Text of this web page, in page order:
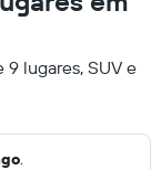
9 lugares, SUV e
.